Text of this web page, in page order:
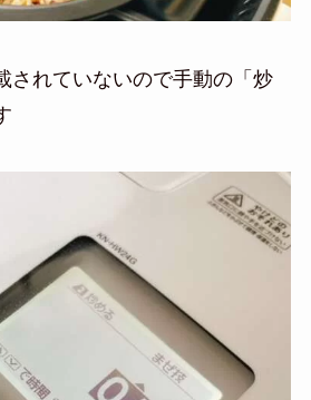
されていないので手動の「炒